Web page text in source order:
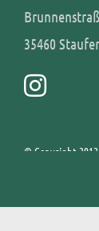
35460
© Copyright